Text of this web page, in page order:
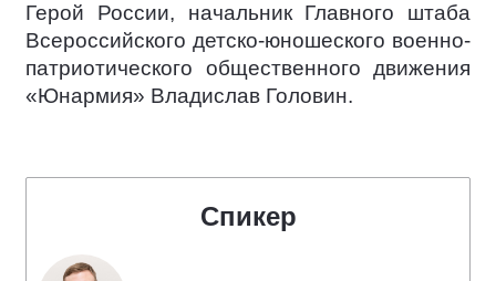
Герой России, начальник Главного штаба
Всероссийского детско-юношеского военно-
патриотического общественного движения
«Юнармия» Владислав Головин.
Спикер